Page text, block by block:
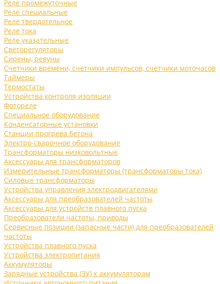
Реле промежуточные
Реле специальные
Реле твердотельное
Реле тока
Реле указательные
Светорегуляторы
Сирены, ревуны
Счетчики времени, счетчики импульсов, счетчики моточасов
Таймеры
Термостаты
Устройства контроля изоляции
Фотореле
Специальное оборудование
Конденсаторные установки
Станции прогрева бетона
Электро-сварочное оборудование
Трансформаторы низковольтные
Аксессуары для трансформаторов
Измерительные трансформаторы (трансформаторы тока)
Силовые трансформаторы
Устройства управления электродвигателями
Аксессуары для преобразователей частоты
Аксессуары для устройств плавного пуска
Преобразователи частоты, приводы
Сервисные позиции (запасные части) для преобразователей
частоты
Устройства плавного пуска
Устройства электропитания
Аккумуляторы
Зарядные устройства (ЗУ) к аккумуляторам